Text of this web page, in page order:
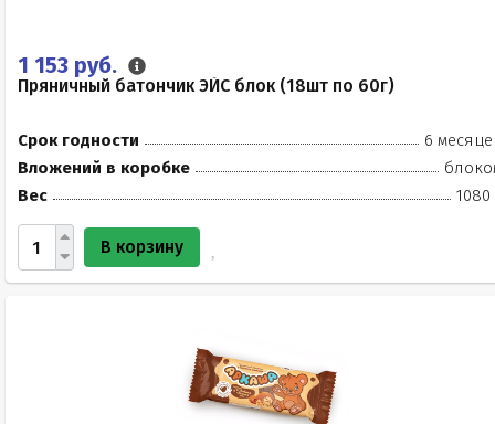
1 153 руб.
Пряничный батончик ЭЙС блок (18шт по 60г)
Срок годности
6
Вложений в коробке
Вес
1080
В корзину